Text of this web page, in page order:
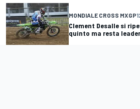
MONDIALE CROSS MXGP
Clement Desalle si
quinto ma resta leader